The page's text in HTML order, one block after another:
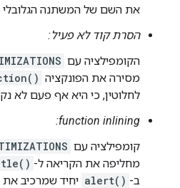
את השם של המשתנה הגלובלי
הסרת קוד לא פעיל:
הקומפילציה עם
מסירה את הפונקציה
לחלוטין, כי היא אף פעם לא
function inlining:
קומפילציה עם
מחליפה את הקריאה ל-
ב- alert() יחיד שמרכיב את